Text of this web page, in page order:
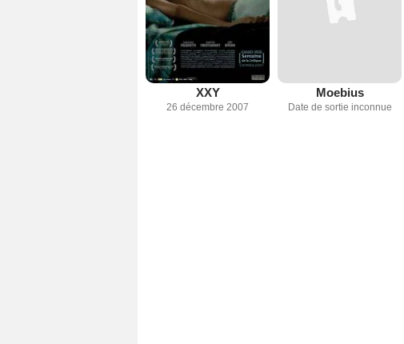
XXY
26 décembre 2007
Moebius
Date de sortie inconnue